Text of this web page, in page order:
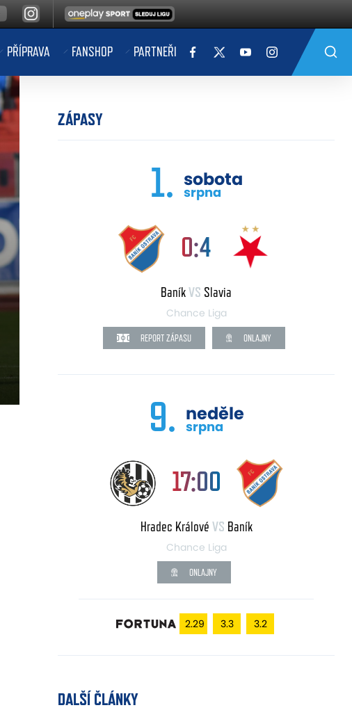
PŘÍPRAVA FANSHOP PARTNEŘI
ZÁPASY
1. sobota
srpna
0:4
BaníkVS Slavia
Chance Liga
REPORT ZÁPASU ONLAJNY
9. neděle
srpna
17:00
Hradec Králové VS Baník
Chance Liga
ONLAJNY
2.29 3.3 3.2
DALŠÍ ČLÁNKY